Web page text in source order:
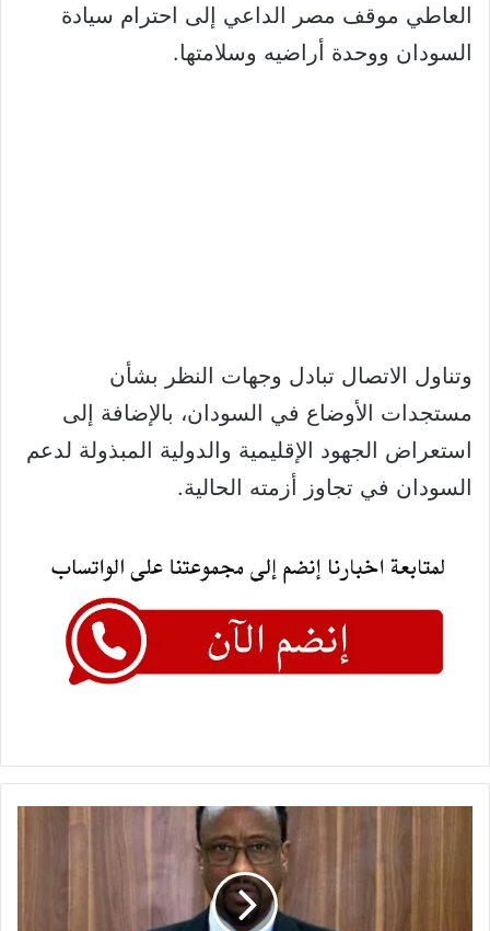
العاطي موقف مصر الداعي إلى احترام سيادة
السودان ووحدة أراضيه وسلامتها.
وتناول الاتصال تبادل وجهات النظر بشأن
مستجدات الأوضاع في السودان، بالإضافة إلى
استعراض الجهود الإقليمية والدولية المبذولة لدعم
السودان في تجاوز أزمته الحالية.